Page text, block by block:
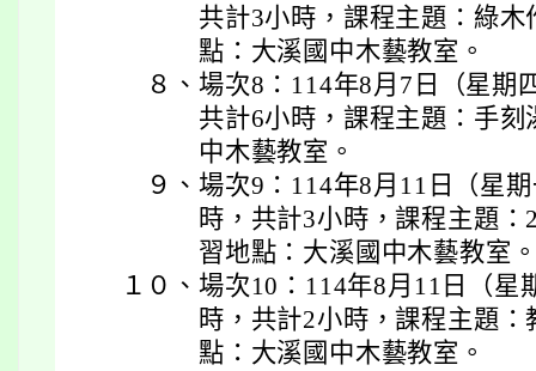
共計3小時，課程主題：綠
點：大溪國中木藝教室。
８、 場次8：114年8月7日（星期
共計6小時，課程主題：手
中木藝教室。
９、 場次9：114年8月11日（星
時，共計3小時，課程主題
習地點：大溪國中木藝教室
１０、 場次10：114年8月11日（星
時，共計2小時，課程主題
點：大溪國中木藝教室。